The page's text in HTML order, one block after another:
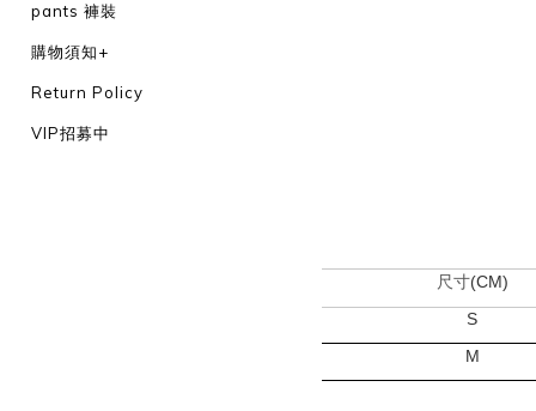
pants 褲裝
購物須知+
Return Policy
VIP招募中
尺寸(CM)
S
M